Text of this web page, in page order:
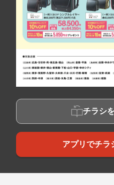
チラシ
アプリでチラ